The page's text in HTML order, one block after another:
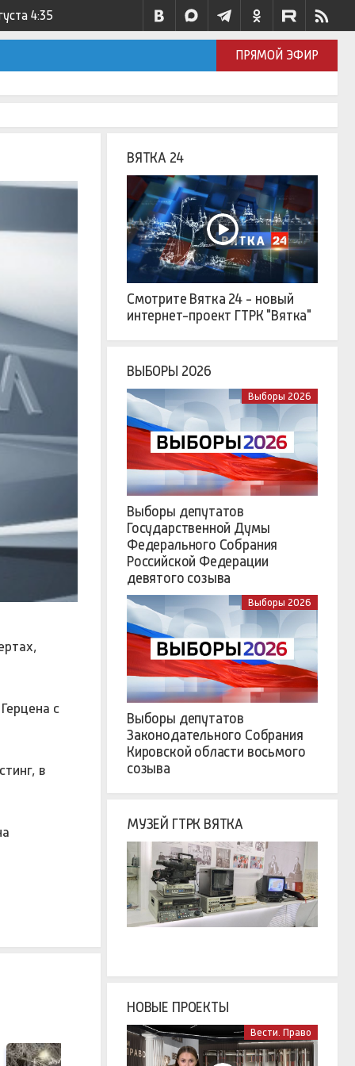
4:35
ПРЯМОЙ ЭФИР
с
в
ВЯТКА 24
Смотрите Вятка 24 - новый
интернет-проект ГТРК "Вятка"
ВЫБОРЫ 2026
Выборы 2026
Выборы депутатов
Государственной Думы
Федерального Собрания
Российской Федерации
девятого созыва
Выборы 2026
Выборы депутатов
Законодательного Собрания
Кировской области восьмого
созыва
МУЗЕЙ ГТРК ВЯТКА
НОВЫЕ ПРОЕКТЫ
Вести. Право